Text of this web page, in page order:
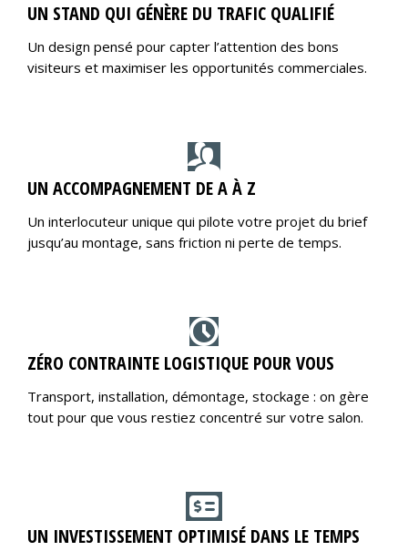
UN STAND QUI GÉNÈRE DU TRAFIC QUALIFIÉ
Un design pensé pour capter l’attention des bons
visiteurs et maximiser les opportunités commerciales.
UN ACCOMPAGNEMENT DE A À Z
Un interlocuteur unique qui pilote votre projet du brief
jusqu’au montage, sans friction ni perte de temps.
ZÉRO CONTRAINTE LOGISTIQUE POUR VOUS
Transport, installation, démontage, stockage : on gère
tout pour que vous restiez concentré sur votre salon.
UN INVESTISSEMENT OPTIMISÉ DANS LE TEMPS